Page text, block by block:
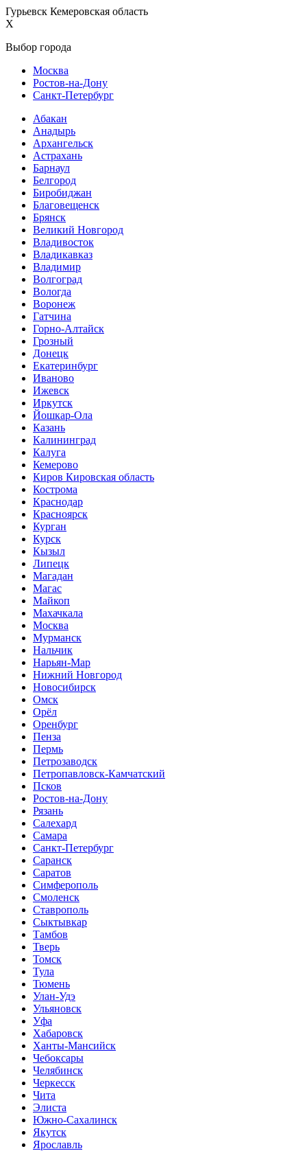
Гурьевск Кемеровская область
X
Выбор города
Москва
Ростов-на-Дону
Санкт-Петербург
Абакан
Анадырь
Архангельск
Астрахань
Барнаул
Белгород
Биробиджан
Благовещенск
Брянск
Великий Новгород
Владивосток
Владикавказ
Владимир
Волгоград
Вологда
Воронеж
Гатчина
Горно-Алтайск
Грозный
Донецк
Екатеринбург
Иваново
Ижевск
Иркутск
Йошкар-Ола
Казань
Калининград
Калуга
Кемерово
Киров Кировская область
Кострома
Краснодар
Красноярск
Курган
Курск
Кызыл
Липецк
Магадан
Магас
Майкоп
Махачкала
Москва
Мурманск
Нальчик
Нарьян-Мар
Нижний Новгород
Новосибирск
Омск
Орёл
Оренбург
Пенза
Пермь
Петрозаводск
Петропавловск-Камчатский
Псков
Ростов-на-Дону
Рязань
Салехард
Самара
Санкт-Петербург
Саранск
Саратов
Симферополь
Смоленск
Ставрополь
Сыктывкар
Тамбов
Тверь
Томск
Тула
Тюмень
Улан-Удэ
Ульяновск
Уфа
Хабаровск
Ханты-Мансийск
Чебоксары
Челябинск
Черкесск
Чита
Элиста
Южно-Сахалинск
Якутск
Ярославль